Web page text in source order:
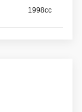
1998cc